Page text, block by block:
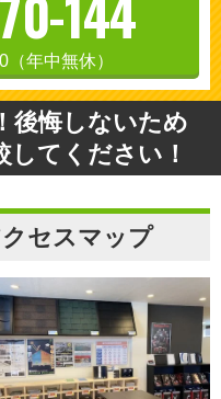
年中無休）
後悔しないため
してください！
セスマップ